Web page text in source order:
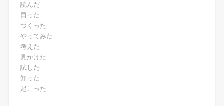
読んだ
買った
つくった
やってみた
考えた
見かけた
試した
知った
起こった